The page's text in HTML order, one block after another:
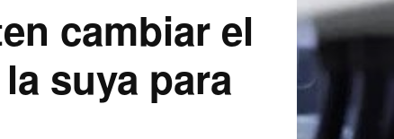
cambiar el
suya para